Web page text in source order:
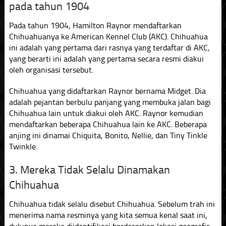
pada tahun 1904
Pada tahun 1904, Hamilton Raynor mendaftarkan
Chihuahuanya ke American Kennel Club (AKC). Chihuahua
ini adalah yang pertama dari rasnya yang terdaftar di AKC,
yang berarti ini adalah yang pertama secara resmi diakui
oleh organisasi tersebut.
Chihuahua yang didaftarkan Raynor bernama Midget. Dia
adalah pejantan berbulu panjang yang membuka jalan bagi
Chihuahua lain untuk diakui oleh AKC. Raynor kemudian
mendaftarkan beberapa Chihuahua lain ke AKC. Beberapa
anjing ini dinamai Chiquita, Bonito, Nellie, dan Tiny Tinkle
Twinkle.
3. Mereka Tidak Selalu Dinamakan
Chihuahua
Chihuahua tidak selalu disebut Chihuahua. Sebelum trah ini
menerima nama resminya yang kita semua kenal saat ini,